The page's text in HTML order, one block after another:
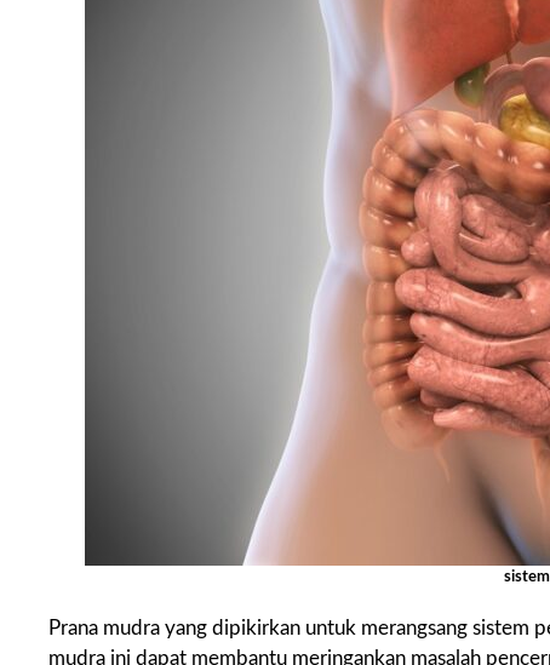
Prana mudra yang dipikirkan untuk merangsang sistem
mudra ini dapat membantu meringankan masalah